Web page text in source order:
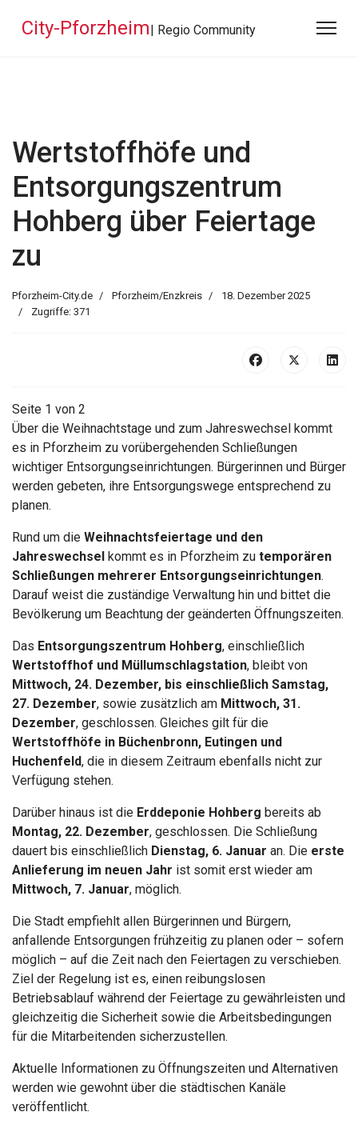
City-Pforzheim| Regio Community
Wertstoffhöfe und
Entsorgungszentrum
Hohberg über Feiertage
zu
Pforzheim-City.de Pforzheim/Enzkreis
18. Dezember 2025
Zugriffe: 371
Seite 1 von 2
Über die Weihnachtstage und zum Jahreswechsel kommt
es in Pforzheim zu vorübergehenden Schließungen
wichtiger Entsorgungseinrichtungen. Bürgerinnen und Bürger
werden gebeten, ihre Entsorgungswege entsprechend zu
planen.
Rund um die Weihnachtsfeiertage und den
Jahreswechsel kommt es in Pforzheim zu temporären
Schließungen mehrerer Entsorgungseinrichtungen.
Darauf weist die zuständige Verwaltung hin und bittet die
Bevölkerung um Beachtung der geänderten Öffnungszeiten.
Das Entsorgungszentrum Hohberg, einschließlich
Wertstoffhof und Müllumschlagstation, bleibt von
Mittwoch, 24. Dezember, bis einschließlich Samstag,
27. Dezember, sowie zusätzlich am Mittwoch, 31.
Dezember, geschlossen. Gleiches gilt für die
Wertstoffhöfe in Büchenbronn, Eutingen und
Huchenfeld, die in diesem Zeitraum ebenfalls nicht zur
Verfügung stehen.
Darüber hinaus ist die Erddeponie Hohberg bereits ab
Montag, 22. Dezember, geschlossen. Die Schließung
dauert bis einschließlich Dienstag, 6. Januar an. Die erste
Anlieferung im neuen Jahr ist somit erst wieder am
Mittwoch, 7. Januar, möglich.
Die Stadt empfiehlt allen Bürgerinnen und Bürgern,
anfallende Entsorgungen frühzeitig zu planen oder – sofern
möglich – auf die Zeit nach den Feiertagen zu verschieben.
Ziel der Regelung ist es, einen reibungslosen
Betriebsablauf während der Feiertage zu gewährleisten und
gleichzeitig die Sicherheit sowie die Arbeitsbedingungen
für die Mitarbeitenden sicherzustellen.
Aktuelle Informationen zu Öffnungszeiten und Alternativen
werden wie gewohnt über die städtischen Kanäle
veröffentlicht.